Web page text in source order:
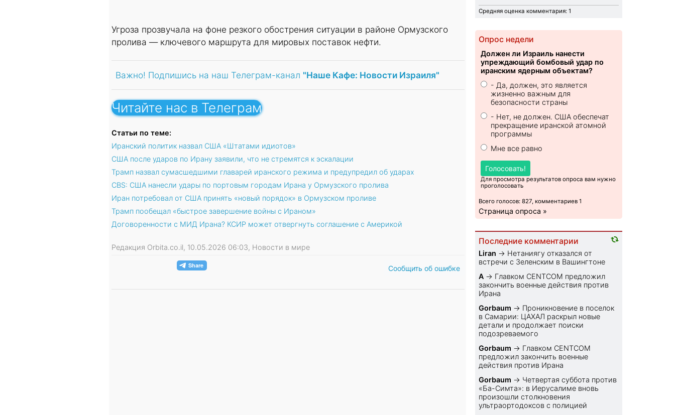
Угроза прозвучала на фоне резкого обострения ситуации в районе Ормузского
пролива — ключевого маршрута для мировых поставок нефти.
Важно! Подпишись на наш Телеграм-канал "Наше Кафе: Новости Израиля"
Читайте нас в Телеграм
Статьи по теме:
Иранский политик назвал США «Штатами идиотов»
США после ударов по Ирану заявили, что не стремятся к эскалации
Трамп назвал сумасшедшими главарей иранского режима и предупредил об ударах
CBS: США нанесли удары по портовым городам Ирана у Ормузского пролива
Иран потребовал от США принять «новый порядок» в Ормузском проливе
Трамп пообещал «быстрое завершение войны с Ираном»
Договоренности с МИД Ирана? КСИР может отвергнуть соглашение с Америкой
Редакция Orbita.co.il, 10.05.2026 06:03, Новости в мире
Сообщить об ошибке
Средняя оценка комментария: 1
Опрос недели
Должен ли Израиль нанести
упреждающий бомбовый удар по
иранским ядерным объектам?
- Да, должен, это является
жизненно важным для
безопасности страны
- Нет, не должен. США обеспечат
прекращение иранской атомной
программы
Мне все равно
Голосовать!
Для просмотра результатов опроса вам нужно
проголосовать
Всего голосов: 827, комментариев 1
Страница опроса »
Последние комментарии
Liran → Нетаниягу отказался от
встречи с Зеленским в Вашингтоне
A → Главком CENTCOM предложил
закончить военные действия против
Ирана
Gorbaum → Проникновение в поселок
в Самарии: ЦАХАЛ раскрыл новые
детали и продолжает поиски
подозреваемого
Gorbaum → Главком CENTCOM
предложил закончить военные
действия против Ирана
Gorbaum → Четвертая суббота против
«Ба-Симта»: в Иерусалиме вновь
произошли столкновения
ультраортодоксов с полицией